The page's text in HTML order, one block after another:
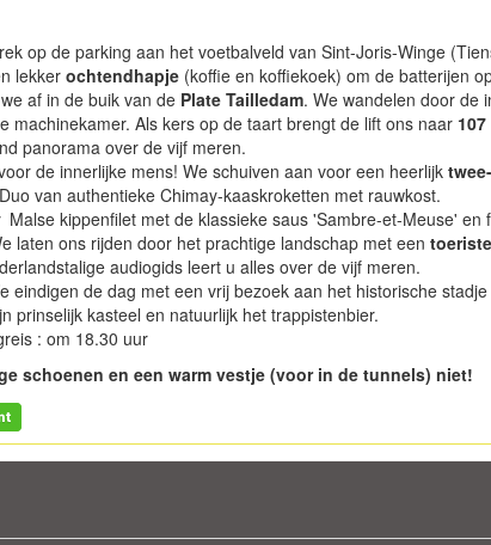
op de parking aan het voetbalveld van Sint-Joris-Winge
lekker ochtendhapje (koffie en koffiekoek) om de batterijen
af in de buik van de Plate Tailledam. We wandelen door de
machinekamer. Als kers op de taart brengt de lift ons naar
panorama over de vijf meren.
de innerlijke mens! We schuiven aan voor een heerlijk
Duo van authentieke Chimay-kaaskroketten met rauwkost.
Malse kippenfilet met de klassieke saus 'Sambre-et-Meuse' en
laten ons rijden door het prachtige landschap met een
audiogids leert u alles over de vijf meren.
eindigen de dag met een vrij bezoek aan het historische stadje
prinselijk kasteel en natuurlijk het trappistenbier.
: om 18.30 uur
schoenen en een warm vestje (voor in de tunnels) niet!